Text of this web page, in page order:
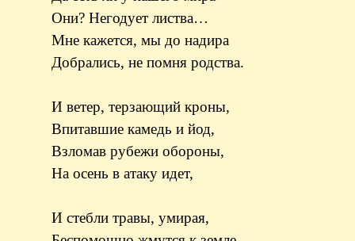
Они? Негодует листва…
Мне кажется, мы до надира
Добрались, не помня родства.
И ветер, терзающий кроны,
Впитавшие камедь и йод,
Взломав рубежи обороны,
На осень в атаку идет,
И стебли травы, умирая,